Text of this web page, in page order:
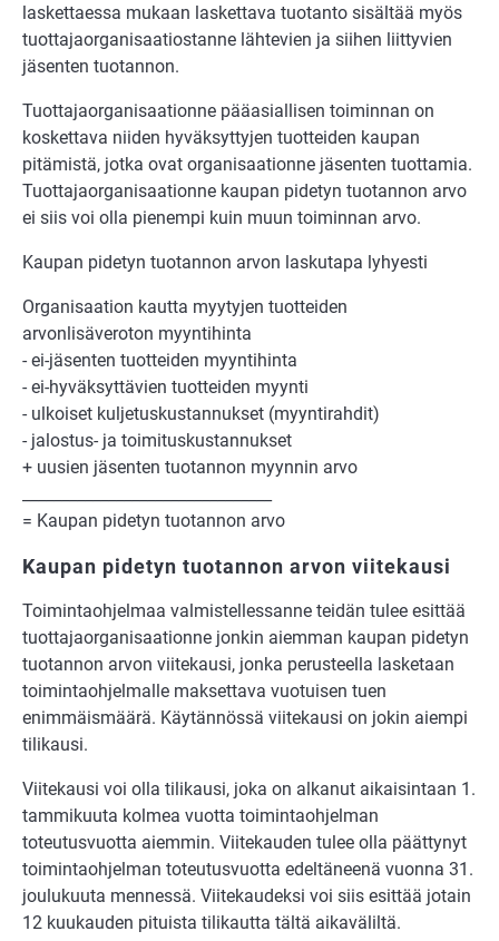
laskettaessa mukaan laskettava tuotanto sisältää myös
tuottajaorganisaatiostanne lähtevien ja siihen liittyvien
jäsenten tuotannon.
Tuottajaorganisaationne pääasiallisen toiminnan on
koskettava niiden hyväksyttyjen tuotteiden kaupan
pitämistä, jotka ovat organisaationne jäsenten tuottamia.
Tuottajaorganisaationne kaupan pidetyn tuotannon arvo
ei siis voi olla pienempi kuin muun toiminnan arvo.
Kaupan pidetyn tuotannon arvon laskutapa lyhyesti
Organisaation kautta myytyjen tuotteiden
arvonlisäveroton myyntihinta
- ei-jäsenten tuotteiden myyntihinta
- ei-hyväksyttävien tuotteiden myynti
- ulkoiset kuljetuskustannukset (myyntirahdit)
- jalostus- ja toimituskustannukset
+ uusien jäsenten tuotannon myynnin arvo
= Kaupan pidetyn tuotannon arvo
Kaupan pidetyn tuotannon arvon viitekausi
Toimintaohjelmaa valmistellessanne teidän tulee esittää
tuottajaorganisaationne jonkin aiemman kaupan pidetyn
tuotannon arvon viitekausi, jonka perusteella lasketaan
toimintaohjelmalle maksettava vuotuisen tuen
enimmäismäärä. Käytännössä viitekausi on jokin aiempi
tilikausi.
Viitekausi voi olla tilikausi, joka on alkanut aikaisintaan 1.
tammikuuta kolmea vuotta toimintaohjelman
toteutusvuotta aiemmin. Viitekauden tulee olla päättynyt
toimintaohjelman toteutusvuotta edeltäneenä vuonna 31.
joulukuuta mennessä. Viitekaudeksi voi siis esittää jotain
12 kuukauden pituista tilikautta tältä aikaväliltä.